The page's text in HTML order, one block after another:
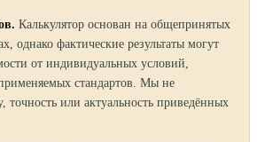
Калькулятор основан на общепринятых
однако фактические результаты могут
от индивидуальных условий,
стандартов. Мы не
точность или актуальность приведённых